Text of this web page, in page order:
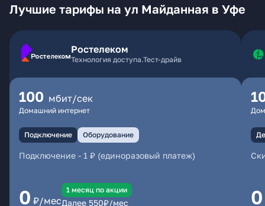
Лучшие тарифы на ул Майданная в Уфе
Ростелеком
Технология доступа.Тест-драйв
100 мбит/сек
Домашний интернет
Подключение Оборудование
Подключение - 1 ₽ (единоразовый платеж)
0 ₽/мес
1 месяц по акции
Далее 550₽/мес 0